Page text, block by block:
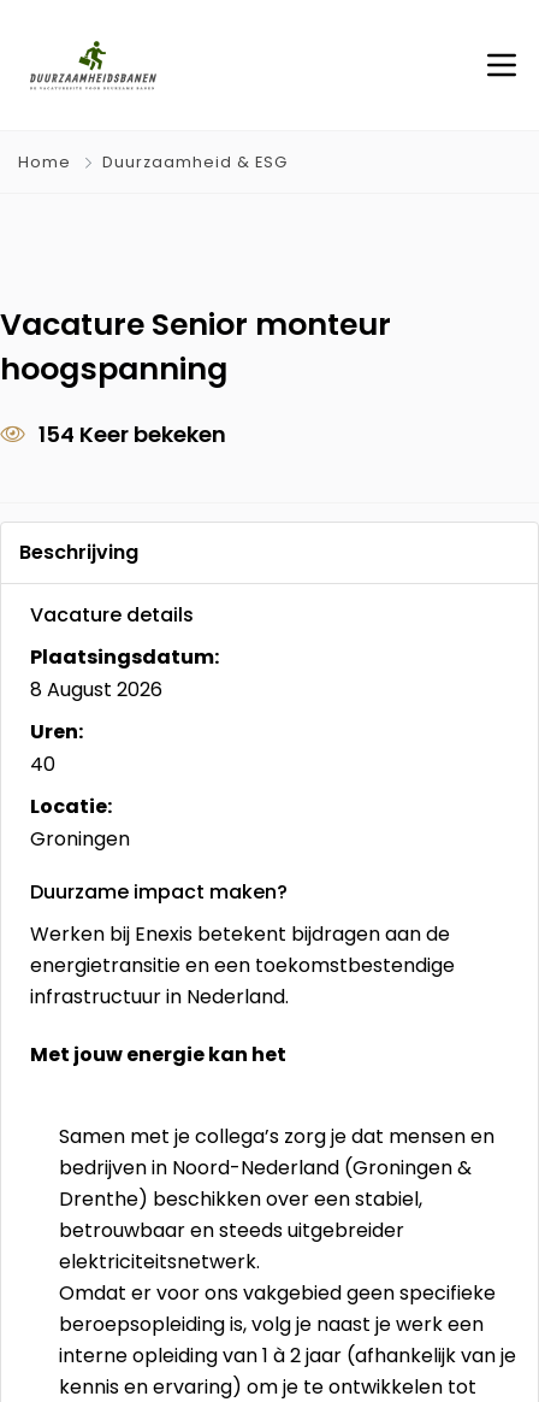
Home Duurzaamheid & ESG
Vacature Senior monteur
hoogspanning
154 Keer bekeken
Beschrijving
Vacature details
Plaatsingsdatum:
8 August 2026
Uren:
40
Locatie:
Groningen
Duurzame impact maken?
Werken bij Enexis betekent bijdragen aan de
energietransitie en een toekomstbestendige
infrastructuur in Nederland.
Met jouw energie kan het
Samen met je collega’s zorg je dat mensen en
bedrijven in Noord-Nederland (Groningen &
Drenthe) beschikken over een stabiel,
betrouwbaar en steeds uitgebreider
elektriciteitsnetwerk.
Omdat er voor ons vakgebied geen specifieke
beroepsopleiding is, volg je naast je werk een
interne opleiding van 1 à 2 jaar (afhankelijk van je
kennis en ervaring) om je te ontwikkelen tot